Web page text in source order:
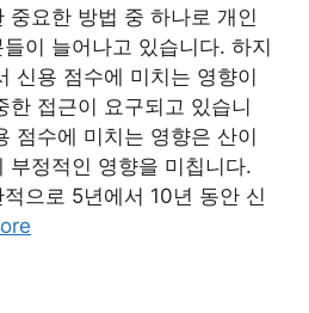
중요한 방법 중 하나로 개인
이 늘어나고 있습니다. 하지
신용 점수에 미치는 영향이
한 접근이 요구되고 있습니
점수에 미치는 영향은 산이
부정적인 영향을 미칩니다.
으로 5년에서 10년 동안 신